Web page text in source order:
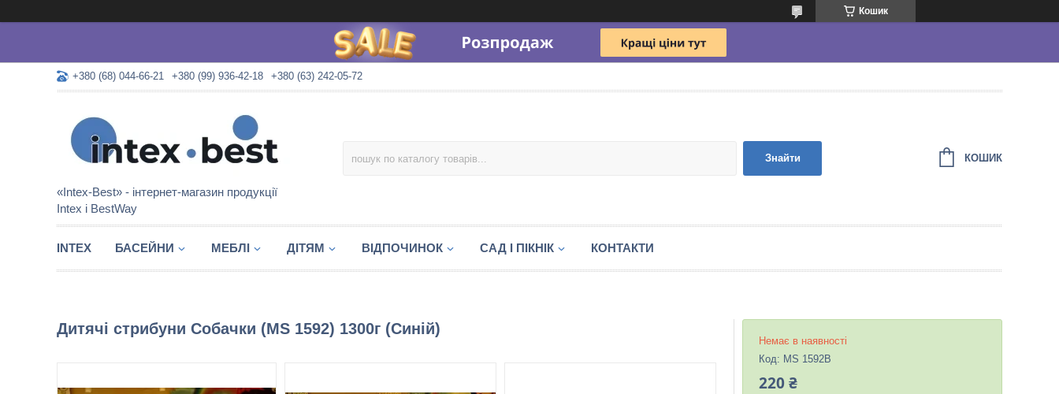
Кошик
+380 (68) 044-66-21 +380 (99) 936-42-18 +380 (63) 242-05-72
«Intex-Best» - інтернет-магазин продукції
Intex і BestWay
Знайти КОШИК
INTEX БАСЕЙНИ МЕБЛІ ДІТЯМ ВІДПОЧИНОК САД І ПІКНІК КОНТАКТИ
Дитячі стрибуни Собачки (MS 1592) 1300г (Синій)
Немає в наявності
Код: MS 1592B
220 ₴